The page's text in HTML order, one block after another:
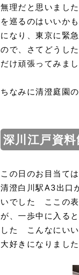
無理だと思いまし
を巡るのはいいか
になり、東京に緊
ので、さてどうし
だけ頑張ってみま
ちなみに清澄庭園
深川江戸資料
この日のお目当ては
清澄白川駅A3出口
いでした ここの表
が、一歩中に入る
した こんなにいい
大好きになりました